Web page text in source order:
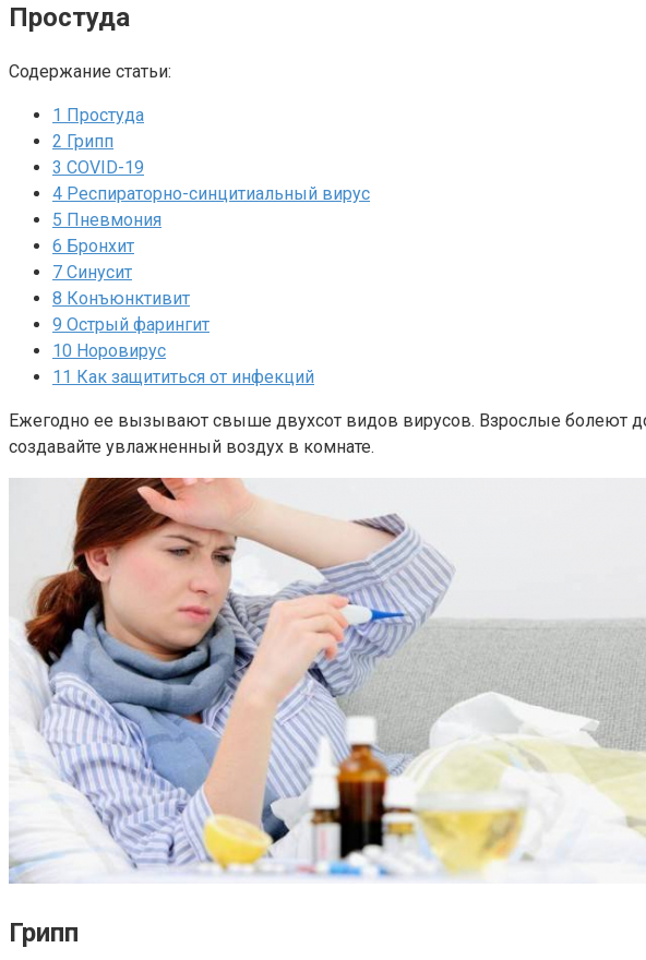
Простуда
Содержание статьи:
1 Простуда
2 Грипп
3 COVID-19
4 Респираторно-синцитиальный вирус
5 Пневмония
6 Бронхит
7 Синусит
8 Конъюнктивит
9 Острый фарингит
10 Норовирус
11 Как защититься от инфекций
Ежегодно ее вызывают свыше двухсот видов вирусов. Взрослые болеют
создавайте увлажненный воздух в комнате.
Грипп